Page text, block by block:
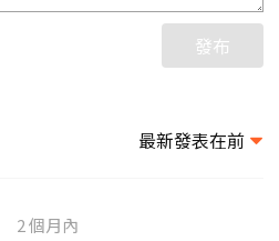
發布
最新發表在前
2 個月內